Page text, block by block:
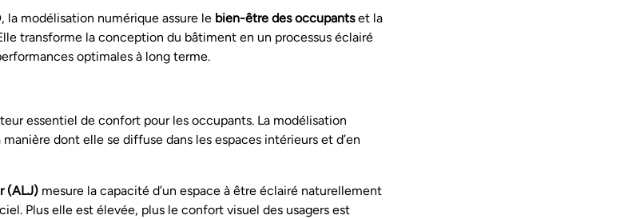
la modélisation numérique assure le bien-être des occupantset la
transforme la conception du bâtiment en un processus éclairé
optimales à long terme.
essentiel de confort pour les occupants. La modélisation
dont elle se diffuse dans les espaces intérieurs et d’en
(ALJ) mesure la capacité d’un espace à être éclairé naturellement
Plus elle est élevée, plus le confort visuel des usagers est